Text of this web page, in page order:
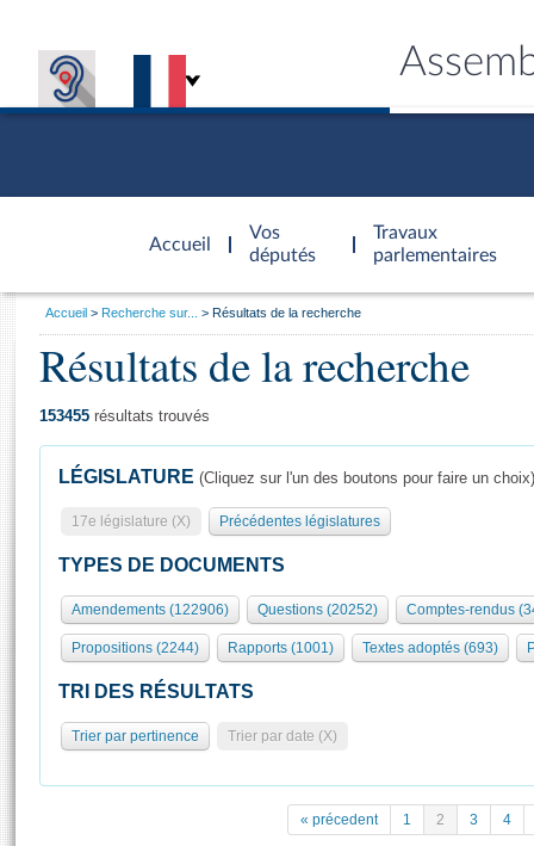
Accueil
d'accueil
Vos
députés
Travaux
parlementaires
Présidence
577 députés
Groupes politiques
Séance publique
Commissions et autres organes
Europe et International
Pétitions
Général
Rôle et pouvoirs de l'Assemblée
Organisation de l'Assemblée
Présidence Conférence des Présidents Bureau Collège des
Statistiques et chiffres clés
( Constitution | Règlement de l'Assemblée ... )
Visiter l'Assemblée
Visite virtuelle du palais Bourbon
Assister à une séance
Vous
Accueil Recherche sur... Résultats de la recherche
Résultats de la recherche
153455 résultats trouvés
LÉGISLATURE (Cliquez sur l'un des boutons pour faire un choix)
17e législature (X) Précédentes législatures
TYPES DE DOCUMENTS
Amendements (122906) Questions (20252) Comptes-rendus
Propositions (2244) Rapports (1001) Textes adoptés (693)
TRI DES RÉSULTATS
Trier par pertinence Trier par date (X)
« précedent 1 2 3 4